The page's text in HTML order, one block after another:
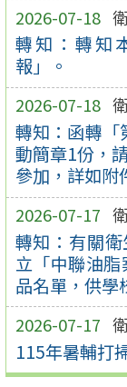
2026-07-18
轉知：轉知
報」。
2026-07-18
轉知：函轉「
動簡章1份，
參加，詳如附
2026-07-17
轉知：有關
立「中聯油
品名單，供學
2026-07-17
115年暑輔打